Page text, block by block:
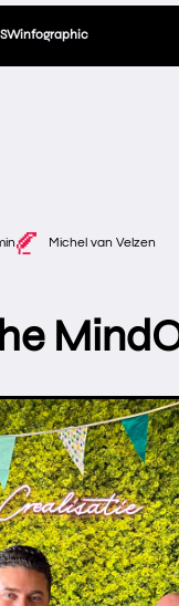
Winfographic
Michel van Velzen